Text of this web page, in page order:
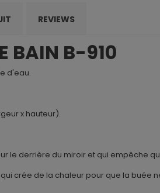
REVIEWS
BAIN B-910
d'eau.
x hauteur).
le derrière du miroir et qui empêche
crée de la chaleur pour que la